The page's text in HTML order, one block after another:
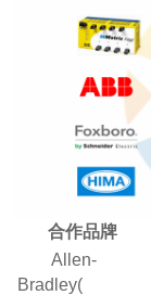
合作品牌
​Allen-
Bradley(